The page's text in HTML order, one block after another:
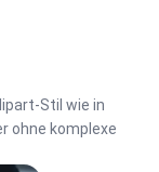
Stil wie in
ohne komplexe